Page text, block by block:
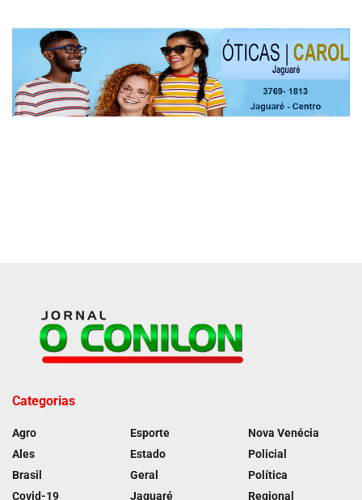
Categorias
Agro
Ales
Brasil
Covid-19
Esporte
Estado
Geral
Jaguaré
Nova Venécia
Policial
Política
Regional